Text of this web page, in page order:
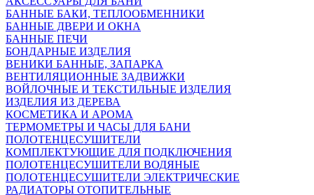
БАННЫЕ БАКИ, ТЕПЛООБМЕННИКИ
БАННЫЕ ДВЕРИ И ОКНА
БАННЫЕ ПЕЧИ
БОНДАРНЫЕ ИЗДЕЛИЯ
ВЕНИКИ БАННЫЕ, ЗАПАРКА
ВЕНТИЛЯЦИОННЫЕ ЗАДВИЖКИ
ВОЙЛОЧНЫЕ И ТЕКСТИЛЬНЫЕ ИЗДЕЛИЯ
ИЗДЕЛИЯ ИЗ ДЕРЕВА
КОСМЕТИКА И АРОМА
ТЕРМОМЕТРЫ И ЧАСЫ ДЛЯ БАНИ
ПОЛОТЕНЦЕСУШИТЕЛИ
КОМПЛЕКТУЮЩИЕ ДЛЯ ПОДКЛЮЧЕНИЯ
ПОЛОТЕНЦЕСУШИТЕЛИ ВОДЯНЫЕ
ПОЛОТЕНЦЕСУШИТЕЛИ ЭЛЕКТРИЧЕСКИЕ
РАДИАТОРЫ ОТОПИТЕЛЬНЫЕ